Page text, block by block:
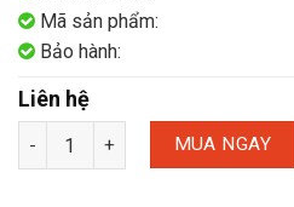
Mã sản phẩm:
Bảo hành:
Liên hệ
MUA NGAY